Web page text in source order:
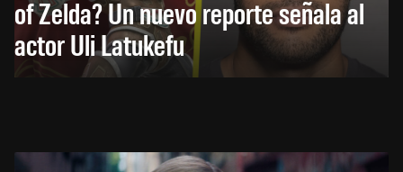
of Zelda? Un nuevo reporte señala al
actor Uli Latukefu